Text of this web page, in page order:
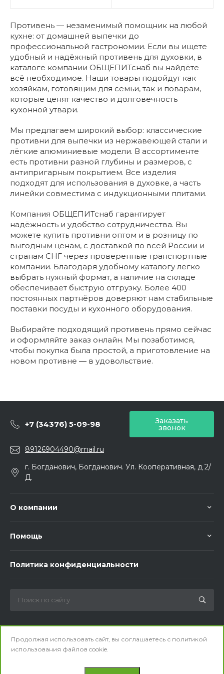
Противень — незаменимый помощник на любой
кухне: от домашней выпечки до
профессиональной гастрономии. Если вы ищете
удобный и надёжный противень для духовки, в
каталоге компании ОБЩЕПИТснаб вы найдёте
всё необходимое. Наши товары подойдут как
хозяйкам, готовящим для семьи, так и поварам,
которые ценят качество и долговечность
кухонной утвари.
Мы предлагаем широкий выбор: классические
противни для выпечки из нержавеющей стали и
лёгкие алюминиевые модели. В ассортименте
есть противни разной глубины и размеров, с
антипригарным покрытием. Все изделия
подходят для использования в духовке, а часть
линейки совместима с индукционными плитами.
Компания ОБЩЕПИТснаб гарантирует
надёжность и удобство сотрудничества. Вы
можете купить противни оптом и в розницу по
выгодным ценам, с доставкой по всей России и
странам СНГ через проверенные транспортные
компании. Благодаря удобному каталогу легко
выбрать нужный формат, а наличие на складе
обеспечивает быструю отгрузку. Более 400
постоянных партнёров доверяют нам стабильные
поставки посуды и кухонного оборудования.
Выбирайте подходящий противень прямо сейчас
и оформляйте заказ онлайн. Мы позаботимся,
чтобы покупка была простой, а приготовление на
новом противне — в удовольствие.
+7 (34376) 5-09-98 Заказать
звонок
89126904490@mail.ru
г. Богданович, Богданович. Ул. Кооперативная, д 2/
Д.
О компании
Помощь
Политика конфиденциальности
Мы в соц. сетях
Продолжая использовать сайт, вы соглашаетесь с политикой
использования файлов cookie.